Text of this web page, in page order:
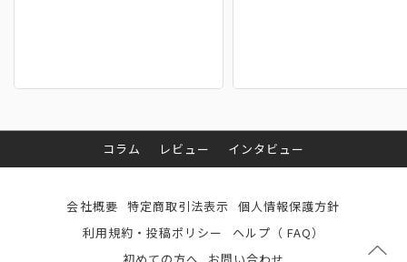
コラム レビュー インタビュー
会社概要 特定商取引法表示 個人情報保護方針
利用規約・投稿ポリシー
ヘルプ（ FAQ）